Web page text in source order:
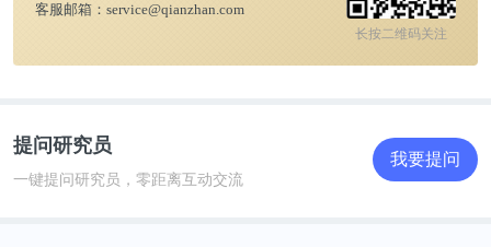
客服邮箱： service@qianzhan.com
长按二维码关注
提问研究员
一键提问研究员，零距离互动交流
我要提问